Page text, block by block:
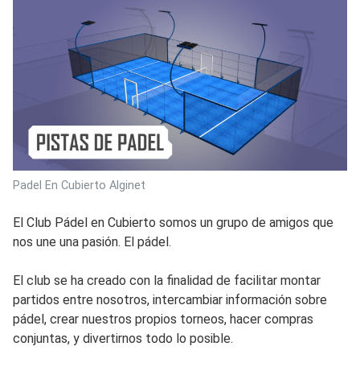
Padel En Cubierto Alginet
El Club Pádel en Cubierto somos un grupo de amigos que
nos une una pasión. El pádel.
El club se ha creado con la finalidad de facilitar montar
partidos entre nosotros, intercambiar información sobre
pádel, crear nuestros propios torneos, hacer compras
conjuntas, y divertirnos todo lo posible.